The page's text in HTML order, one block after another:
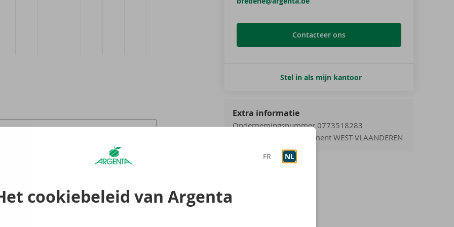
FR NL
cookiebeleid van Argenta
Contacteer ons
Stel in als mijn kantoor
Extra informatie
Ondernemingsnummer 0773518283
Gerechtelijk arrondissement WEST-VLAANDEREN